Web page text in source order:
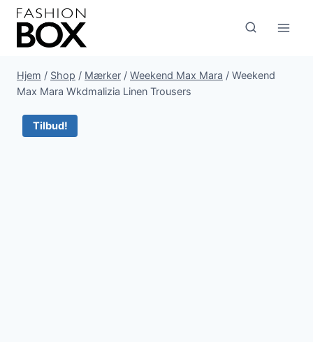
Fortsæt
indhold
Hjem / Shop / Mærker / Weekend Max Mara / Weekend
Max Mara Wkdmalizia Linen Trousers
Tilbud!